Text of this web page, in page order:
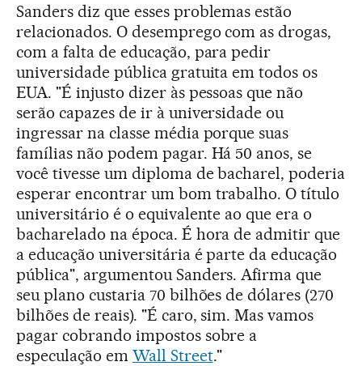
Sanders diz que esses problemas estão
relacionados. O desemprego com as drogas,
com a falta de educação, para pedir
universidade pública gratuita em todos os
EUA. "É injusto dizer às pessoas que não
serão capazes de ir à universidade ou
ingressar na classe média porque suas
famílias não podem pagar. Há 50 anos, se
você tivesse um diploma de bacharel, poderia
esperar encontrar um bom trabalho. O título
universitário é o equivalente ao que era o
bacharelado na época. É hora de admitir que
a educação universitária é parte da educação
pública", argumentou Sanders. Afirma que
seu plano custaria 70 bilhões de dólares (270
bilhões de reais). "É caro, sim. Mas vamos
pagar cobrando impostos sobre a
especulação em Wall Street."